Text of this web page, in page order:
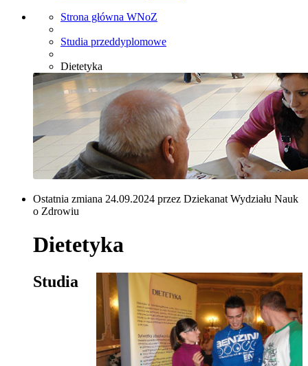
Strona główna WNoZ
Studia przeddyplomowe
Dietetyka
Ostatnia zmiana 24.09.2024 przez Dziekanat Wydziału Nauk
o Zdrowiu
Dietetyka
Studia